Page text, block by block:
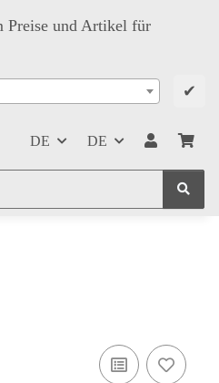
Preise und Artikel für
✔
DE DE